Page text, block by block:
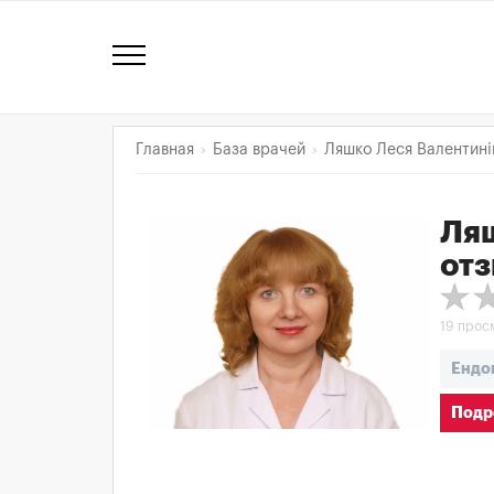
Главная База врачей Ляшко Леся
19